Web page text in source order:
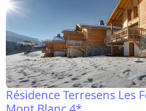
Résidence Terresens Les